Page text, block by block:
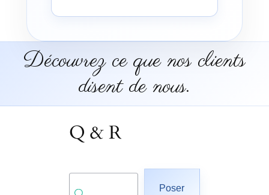
Découvrez ce que nos clients
disent de nous.
Q & R
Poser